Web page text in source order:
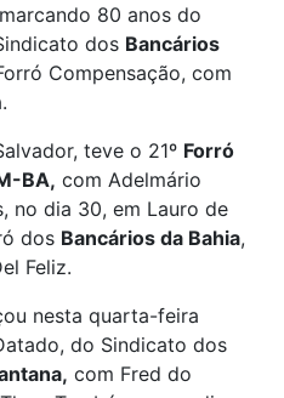
80 anos do
dos Bancários
Compensação, com
teve o 21º Forró
BA, com Adelmário
no dia 30, em Lauro de
dos Bancários da Bahia,
Feliz.
nesta quarta-feira
do Sindicato dos
com Fred do